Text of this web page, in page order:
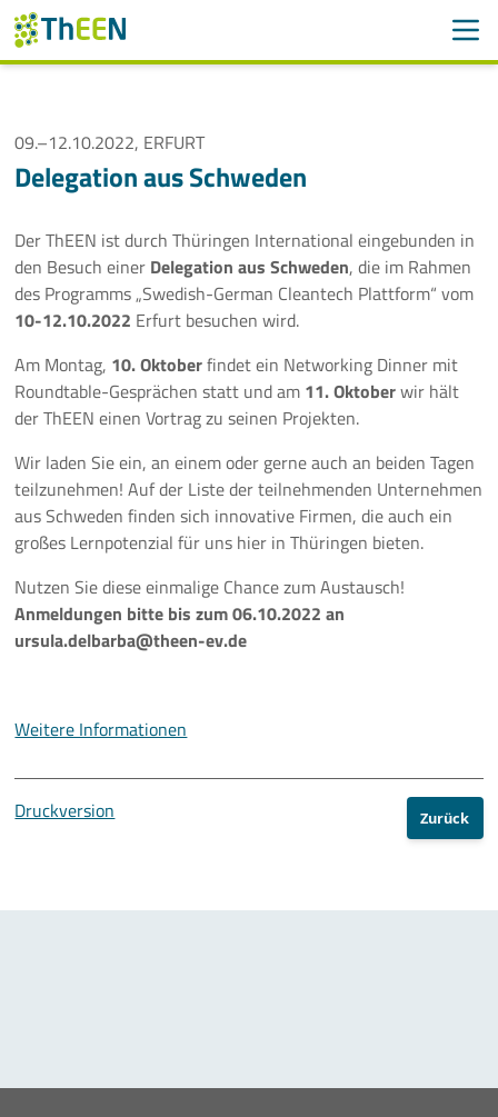
Navigation überspringen
ThEEN
Mitglieder
Aktivitäten
Veranstaltungen
Aktuelle Termine
Thüringer Wärmetagung 2026
10 Jahre ThEEN-Jubiläum
Auftaktveranstaltung Stakeholderprozess
ThEEN-Fachforum
ThEEN-Talk
Presseevents
09.–12.10.2022, ERFURT
Delegation aus Schweden
Der ThEEN ist durch Thüringen International eingebunden in
den Besuch einer Delegation aus Schweden, die im Rahmen
des Programms „Swedish-German Cleantech Plattform“ vom
10-12.10.2022 Erfurt besuchen wird.
Am Montag, 10. Oktoberfindet ein Networking Dinner mit
Roundtable-Gesprächen statt und am 11. Oktoberwir hält
der ThEEN einen Vortrag zu seinen Projekten.
Wir laden Sie ein, an einem oder gerne auch an beiden Tagen
teilzunehmen! Auf der Liste der teilnehmenden Unternehmen
aus Schweden finden sich innovative Firmen, die auch ein
großes Lernpotenzial für uns hier in Thüringen bieten.
Nutzen Sie diese einmalige Chance zum Austausch!
Anmeldungen bitte bis zum 06.10.2022 an
ursula.delbarba@theen-ev.de
Weitere Informationen
Druckversion Zurück